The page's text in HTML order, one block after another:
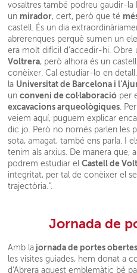
vosaltres també podreu gaudir-la
un mirador, cert, però que té
castell. És un dia
abrerenques perquè sumen un
era molt difícil d’accedir-hi. Obre
Voltrera, però alhora és un
conèixer. Cal estudiar-lo en
la Universitat de Barcelona i
unconveni de col·laboració per
excavacions arqueològiques.
veiem aquí, puguem explicar
dic jo. Però no només parlen les
sota, amagat, també ens parla. I
tenim als arxius. De manera que,
podrem estudiar elCastell de
integritat, per tal de conèixer el
trajectòria.".
Jornada de
Amb la jornada de portes
les visites guiades, hem donat a
d'Abrera aquest emblemàtic bé